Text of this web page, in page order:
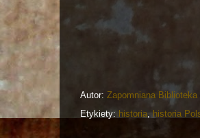
Autor: Zapomniana Biblioteka
Etykiety: historia,historia